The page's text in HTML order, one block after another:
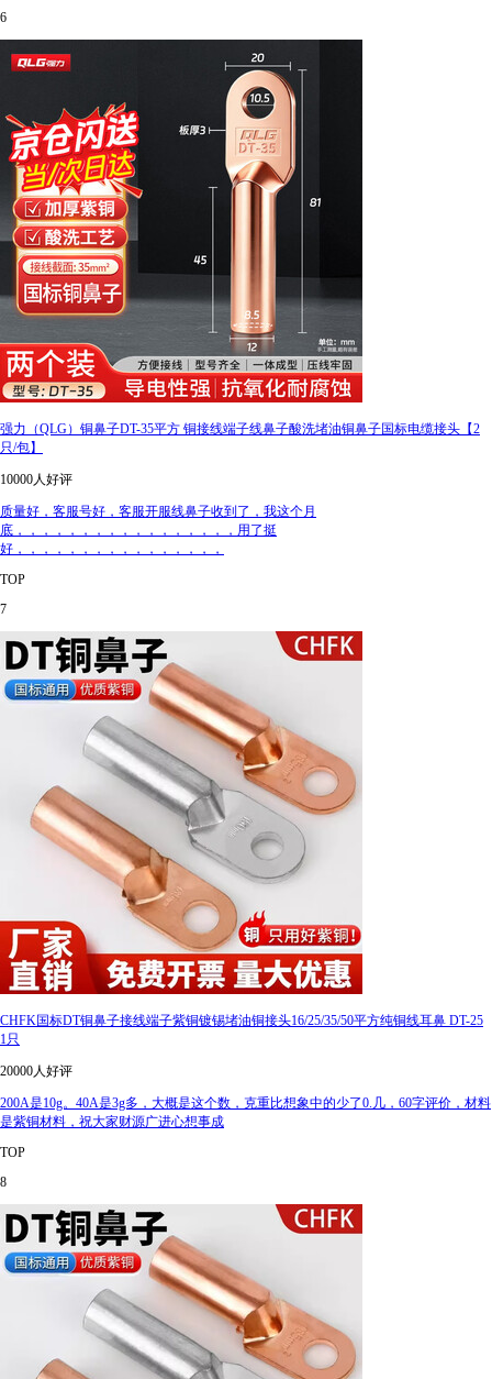
6
强力（QLG）铜鼻子DT-35平方 铜接线端子线鼻子酸洗堵油铜鼻子国标电缆接头【2
只/包】
10000人好评
质量好，客服号好，客服开服线鼻子收到了，我这个月
底，，，，，，，，，，，，，，，，，用了挺
好，，，，，，，，，，，，，，，，
TOP
7
CHFK国标DT铜鼻子接线端子紫铜镀锡堵油铜接头16/25/35/50平方纯铜线耳鼻 DT-25
1只
20000人好评
200A是10g。40A是3g多，大概是这个数，克重比想象中的少了0.几，60字评价，材料
是紫铜材料，祝大家财源广进心想事成
TOP
8